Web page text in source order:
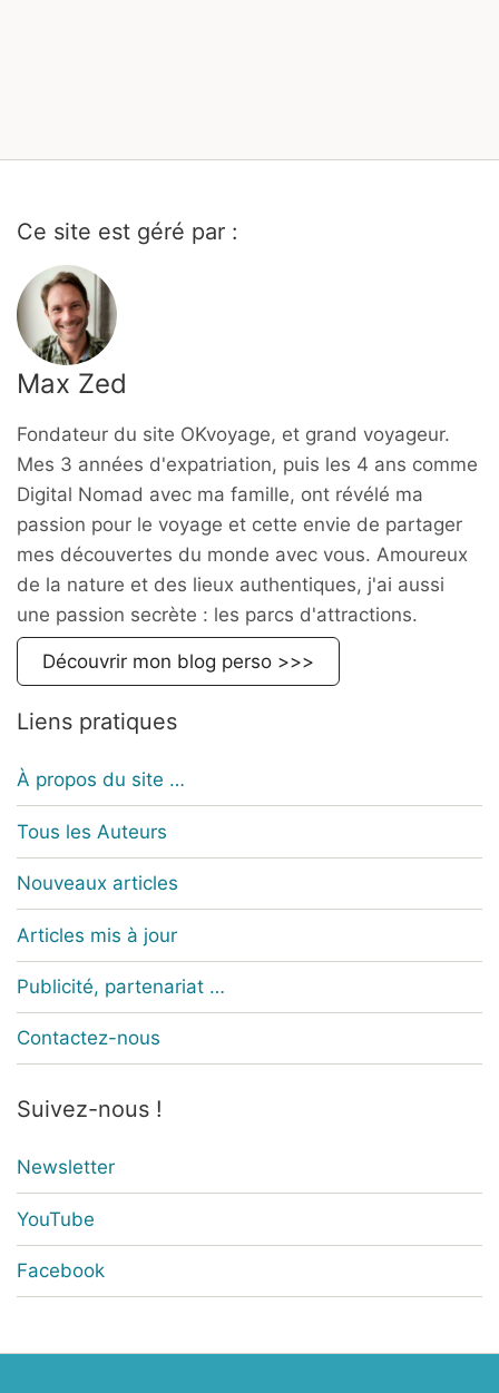
Ce site est géré par :
Max Zed
Fondateur du site OKvoyage, et grand voyageur.
Mes 3 années d'expatriation, puis les 4 ans comme
Digital Nomad avec ma famille, ont révélé ma
passion pour le voyage et cette envie de partager
mes découvertes du monde avec vous. Amoureux
de la nature et des lieux authentiques, j'ai aussi
une passion secrète : les parcs d'attractions.
Découvrir mon blog perso >>>
Liens pratiques
À propos du site …
Tous les Auteurs
Nouveaux articles
Articles mis à jour
Publicité, partenariat …
Contactez-nous
Suivez-nous !
Newsletter
YouTube
Facebook